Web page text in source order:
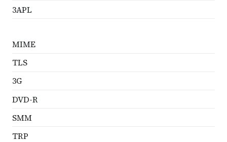
3APL
MIME
TLS
3G
DVD-R
SMM
TRP